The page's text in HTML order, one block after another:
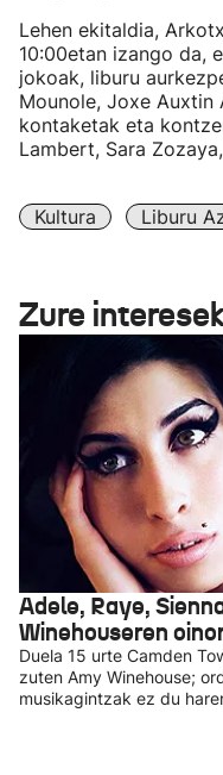
Lehen ekitaldia,
10:00etan izango da,
jokoak, liburu
Mounole, Joxe Auxtin
kontaketak eta
Lambert, Sara
Kultura Liburu
Zure
Adele, Raye,
Winehouseren
Duela 15 urte Camden
zuten Amy Winehouse;
musikagintzak ez du